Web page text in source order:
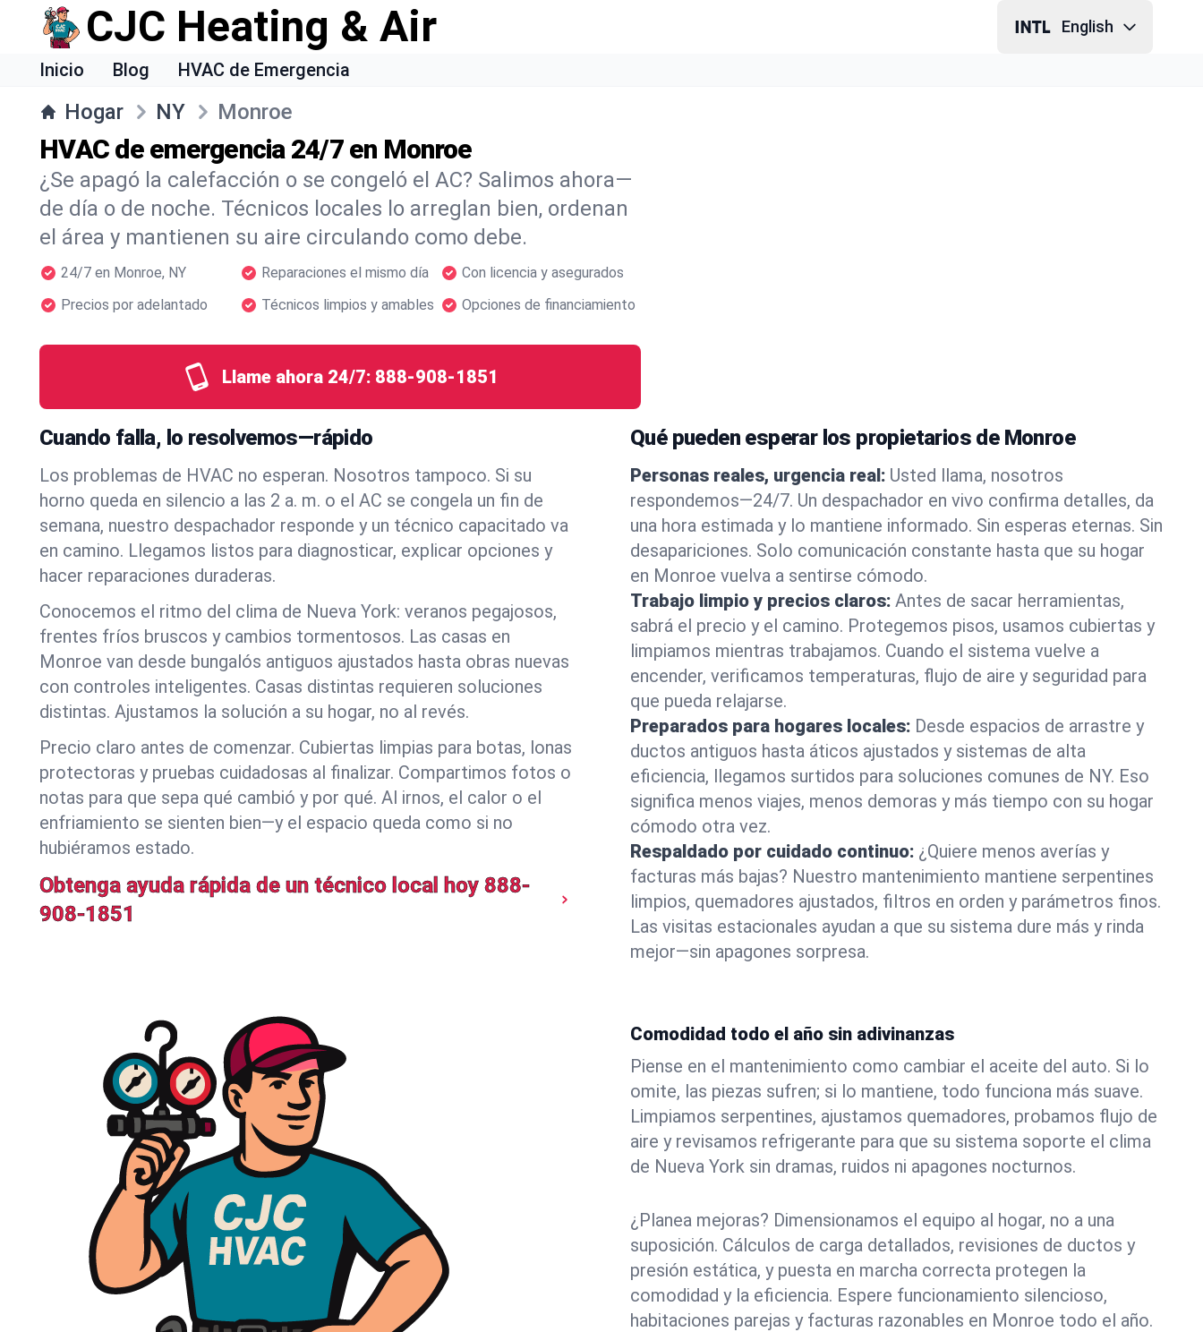
CJC Heating & Air English
Inicio Blog HVAC de Emergencia
Hogar NY Monroe
HVAC de emergencia 24/7 en Monroe
¿Se apagó la calefacción o se congeló el AC? Salimos ahora—
de día o de noche. Técnicos locales lo arreglan bien, ordenan
el área y mantienen su aire circulando como debe.
24/7 en Monroe, NY Reparaciones el mismo día
Con licencia y asegurados
Precios por adelantado
Técnicos limpios y amables Opciones de financiamiento
Llame ahora 24/7: 888-908-1851
Cuando falla, lo resolvemos—rápido
Los problemas de HVAC no esperan. Nosotros tampoco. Si su
horno queda en silencio a las 2 a. m. o el AC se congela un fin de
semana, nuestro despachador responde y un técnico capacitado va
en camino. Llegamos listos para diagnosticar, explicar opciones y
hacer reparaciones duraderas.
Conocemos el ritmo del clima de Nueva York: veranos pegajosos,
frentes fríos bruscos y cambios tormentosos. Las casas en
Monroe van desde bungalós antiguos ajustados hasta obras nuevas
con controles inteligentes. Casas distintas requieren soluciones
distintas. Ajustamos la solución a su hogar, no al revés.
Precio claro antes de comenzar. Cubiertas limpias para botas, lonas
protectoras y pruebas cuidadosas al finalizar. Compartimos fotos o
notas para que sepa qué cambió y por qué. Al irnos, el calor o el
enfriamiento se sienten bien—y el espacio queda como si no
hubiéramos estado.
Obtenga ayuda rápida de un técnico local hoy 888-
908-1851
Qué pueden esperar los propietarios de Monroe
Personas reales, urgencia real: Usted llama, nosotros
respondemos—24/7. Un despachador en vivo confirma detalles, da
una hora estimada y lo mantiene informado. Sin esperas eternas. Sin
desapariciones. Solo comunicación constante hasta que su hogar
en Monroe vuelva a sentirse cómodo.
Trabajo limpio y precios claros: Antes de sacar herramientas,
sabrá el precio y el camino. Protegemos pisos, usamos cubiertas y
limpiamos mientras trabajamos. Cuando el sistema vuelve a
encender, verificamos temperaturas, flujo de aire y seguridad para
que pueda relajarse.
Preparados para hogares locales: Desde espacios de arrastre y
ductos antiguos hasta áticos ajustados y sistemas de alta
eficiencia, llegamos surtidos para soluciones comunes de NY. Eso
significa menos viajes, menos demoras y más tiempo con su hogar
cómodo otra vez.
Respaldado por cuidado continuo: ¿Quiere menos averías y
facturas más bajas? Nuestro mantenimiento mantiene serpentines
limpios, quemadores ajustados, filtros en orden y parámetros finos.
Las visitas estacionales ayudan a que su sistema dure más y rinda
mejor—sin apagones sorpresa.
Comodidad todo el año sin adivinanzas
Piense en el mantenimiento como cambiar el aceite del auto. Si lo
omite, las piezas sufren; si lo mantiene, todo funciona más suave.
Limpiamos serpentines, ajustamos quemadores, probamos flujo de
aire y revisamos refrigerante para que su sistema soporte el clima
de Nueva York sin dramas, ruidos ni apagones nocturnos.
¿Planea mejoras? Dimensionamos el equipo al hogar, no a una
suposición. Cálculos de carga detallados, revisiones de ductos y
presión estática, y puesta en marcha correcta protegen la
comodidad y la eficiencia. Espere funcionamiento silencioso,
habitaciones parejas y facturas razonables en Monroe todo el año.